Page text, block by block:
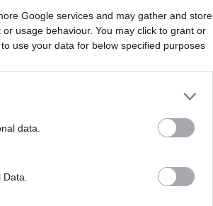
Google services and may gather and store
usage behaviour. You may click to grant or
use your data for below specified purposes
data.